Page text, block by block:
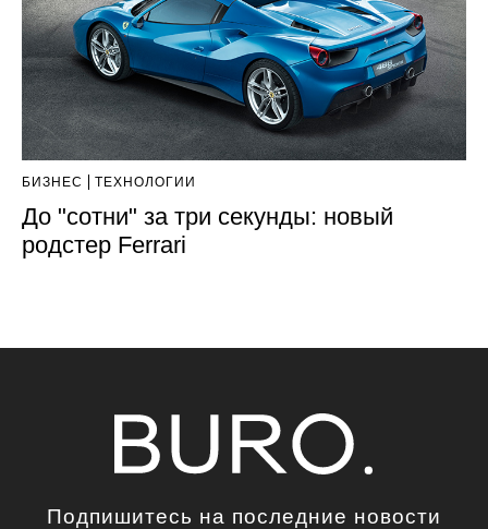
БИЗНЕС ТЕХНОЛОГИИ
До "сотни" за три секунды: новый
родстер Ferrari
Подпишитесь на последние новости